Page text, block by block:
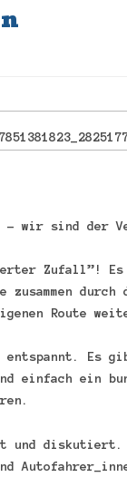
– wir sind der
Zufall”!
Route
entspannt. Es
einfach ein
und diskutiert.